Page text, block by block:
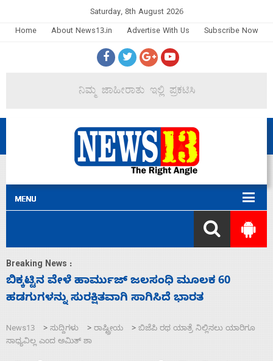
Saturday, 8th August 2026
Home
About News13.in Advertise With Us Subscribe Now
Breaking News :
ನಾಗೇಂದ್ರ ರಾಜೀನಾಮೆ ಕೊಡದಿದ್ದರೆ ಸದನ ನಡೆಸಲು
ಬಿಡೆವು: ಛಲವಾದಿ ನಾರಾಯಣಸ್ವಾಮಿ
News13 > ಸುದ್ದಿಗಳು > ರಾಷ್ಟ್ರೀಯ > ಬಿಜೆಪಿ ರಥ ಯಾತ್ರೆ ನಿಲ್ಲಿಸಲು ಯಾರಿಗೂ
ಸಾಧ್ಯವಿಲ್ಲ ಎಂದ ಅಮಿತ್ ಶಾ